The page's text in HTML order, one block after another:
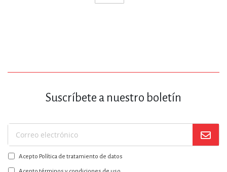
Suscríbete a nuestro boletín
Suscríbase
a
nuestroAcepto Política de tratamiento de datos